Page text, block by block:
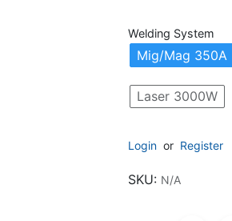
Welding System
Mig/Mag 350A
Laser 3000W
Login or Register
SKU: N/A
Descoperă RiA Ecosystem
Conectează roboți, software și servicii într-